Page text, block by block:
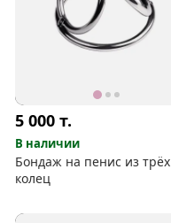
5 000т.
В наличии
Бондаж на пенис из трёх
колец